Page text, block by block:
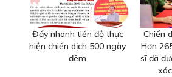
Đẩy nhanh tiến độ thực
hiện chiến dịch 500 ngày
đêm
Chiến
Hơn
sĩ đã